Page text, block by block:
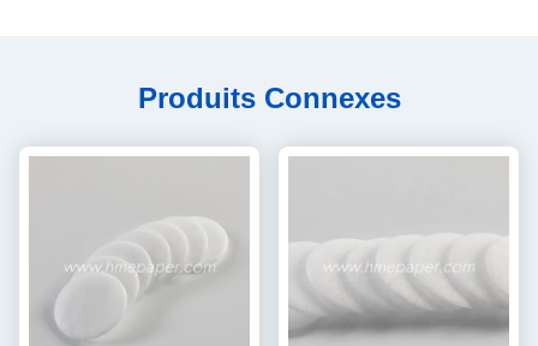
Produits Connexes